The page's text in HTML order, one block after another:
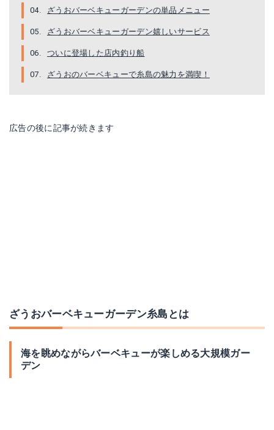
ざうおバーベキューガーデンの単品メニュー
ざうおバーベキューガーデン嬉しいサービス
ついに登場した店内釣り船
ざうおのバーベキューで糸島の魅力を満喫！
広告の後に記事が続きます
ざうおバーベキューガーデン糸島とは
海を眺めながらバーベキューが楽しめる大規模ガー
デン